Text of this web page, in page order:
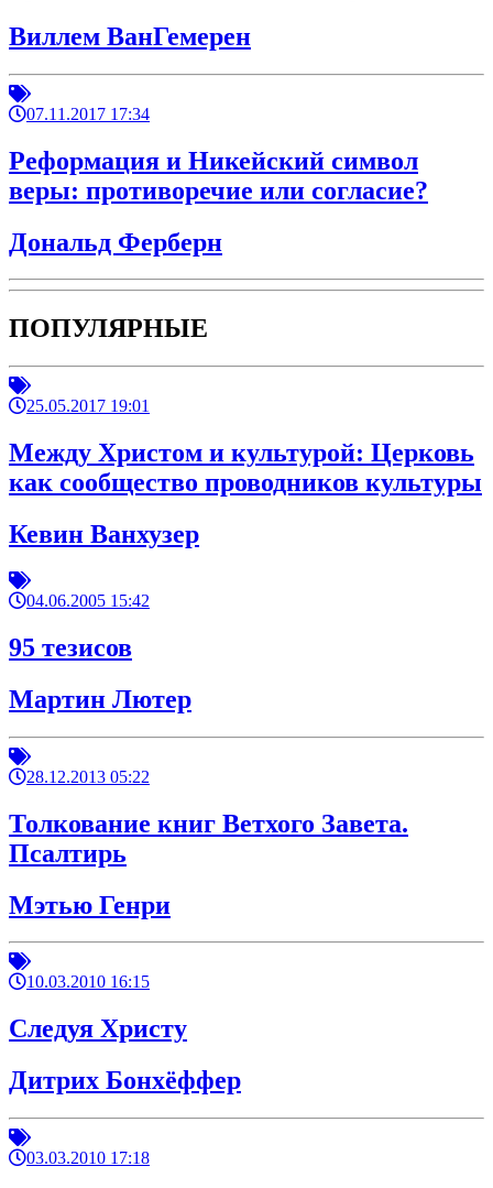
Виллем ВанГемерен
07.11.2017 17:34
Реформация и Никейский символ
веры: противоречие или согласие?
Дональд Ферберн
ПОПУЛЯРНЫЕ
25.05.2017 19:01
Между Христом и культурой: Церковь
как сообщество проводников культуры
Кевин Ванхузер
04.06.2005 15:42
95 тезисов
Мартин Лютер
28.12.2013 05:22
Толкование книг Ветхого Завета.
Псалтирь
Мэтью Генри
10.03.2010 16:15
Следуя Христу
Дитрих Бонхёффер
03.03.2010 17:18